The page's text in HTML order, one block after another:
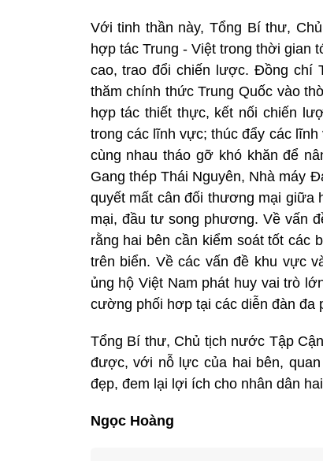
Với tinh thần này, Tổng Bí thư,
hợp tác Trung - Việt trong thời gian
cao, trao đổi chiến lược. Đồng chí
thăm chính thức Trung Quốc vào
hợp tác thiết thực, kết nối chiến
trong các lĩnh vực; thúc đẩy các
cùng nhau tháo gỡ khó khăn để
Gang thép Thái Nguyên, Nhà máy
quyết mất cân đối thương mại giữa
mại, đầu tư song phương. Về vấn
rằng hai bên cần kiểm soát tốt các
trên biển. Về các vấn đề khu vực
ủng hộ Việt Nam phát huy vai trò
cường phối hơp tại các diễn đàn đa
Tổng Bí thư, Chủ tịch nước Tập
được, với nỗ lực của hai bên,
đẹp, đem lại lợi ích cho nhân dân
Ngọc Hoàng